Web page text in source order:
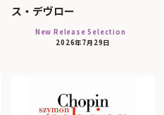
ス・デヴロー
New Release Selection
2026年7月29日